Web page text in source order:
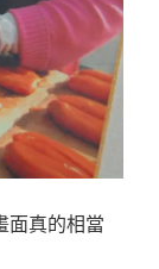
面真的相當